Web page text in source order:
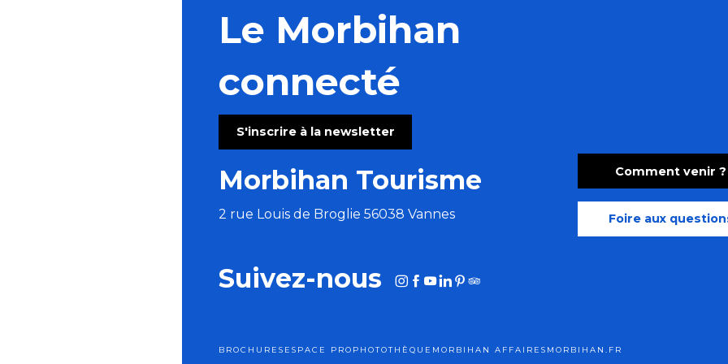
Le Morbihan
connecté
S'inscrire à la newsletter
Morbihan Tourisme
2 rue Louis de Broglie 56038 Vannes
Comment venir ?
Foire aux
Suivez-nous
BROCHURES ESPACE PRO PHOTOTHÈQUE MORBIHAN AFFAIRES MORBIHAN.FR